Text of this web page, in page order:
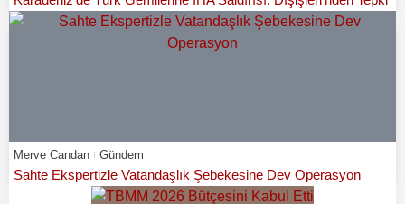
Merve Candan Gündem
Sahte Ekspertizle Vatandaşlık Şebekesine Dev Operasyon